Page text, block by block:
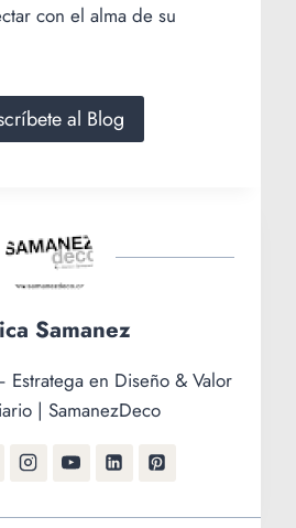
con el alma de su
al Blog
Samanez
Estratega en Diseño & Valor
| SamanezDeco